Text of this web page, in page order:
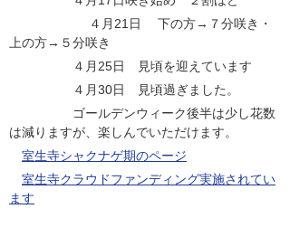
４月21日 下の方→７分咲き・
上の方→５分咲き
４月25日 見頃を迎えています
４月30日 見頃過ぎました。
ゴールデンウィーク後半は少し花数
は減りますが、楽しんでいただけます。
室生寺シャクナゲ期のページ
室生寺クラウドファンディング実施されてい
ます